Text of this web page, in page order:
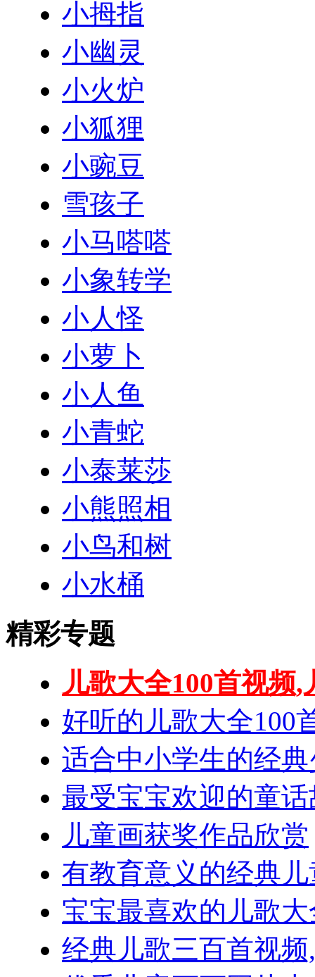
小拇指
小幽灵
小火炉
小狐狸
小豌豆
雪孩子
小马嗒嗒
小象转学
小人怪
小萝卜
小人鱼
小青蛇
小泰莱莎
小熊照相
小鸟和树
小水桶
精彩专题
儿歌大全100首视频
好听的儿歌大全100
适合中小学生的经
最受宝宝欢迎的童
儿童画获奖作品欣赏
有教育意义的经典
宝宝最喜欢的儿歌大
经典儿歌三百首视